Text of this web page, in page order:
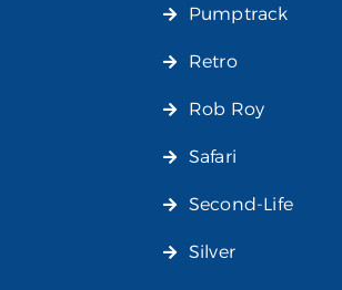
Pumptrack
Retro
Rob Roy
Safari
Second-Life
Silver